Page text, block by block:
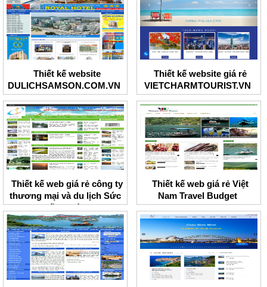
Thiết kế website
DULICHSAMSON.COM.VN
Thiết kế website giá rẻ
VIETCHARMTOURIST.VN
Thiết kế web giá rẻ công ty
thương mại và du lịch Sức
sống mới
Thiết kế web giá rẻ Việt
Nam Travel Budget